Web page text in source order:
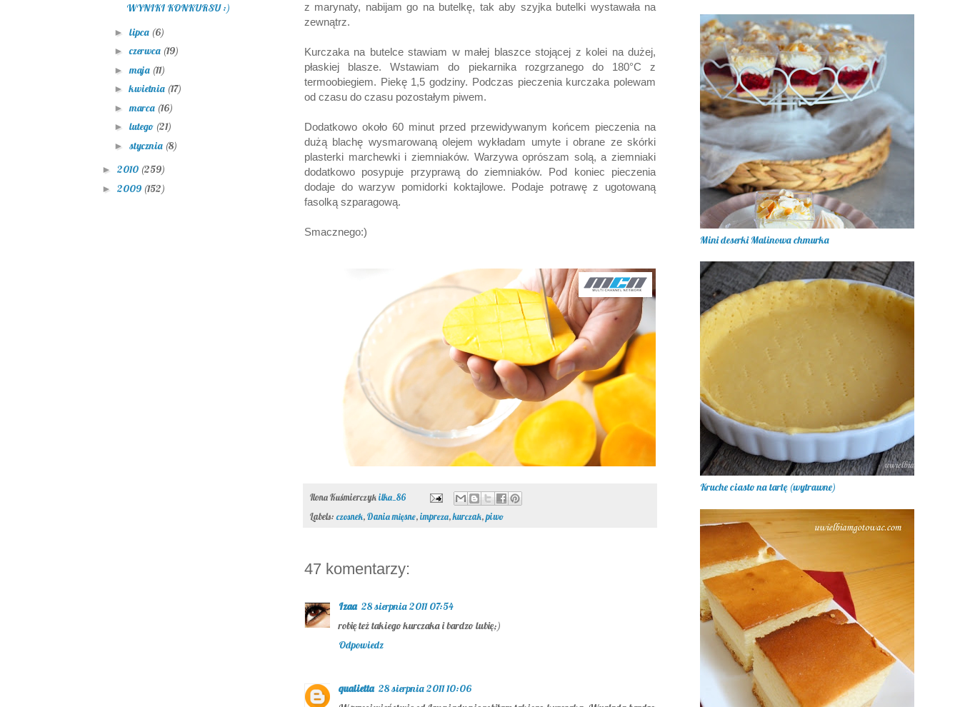
z marynaty, nabijam go na butelkę, tak aby szyjka butelki wystawała na
zewnątrz.
Kurczaka na butelce stawiam w małej blaszce stojącej z kolei na dużej,
płaskiej blasze. Wstawiam do piekarnika rozgrzanego do 180°C z
termoobiegiem. Piekę 1,5 godziny. Podczas pieczenia kurczaka polewam
od czasu do czasu pozostałym piwem.
Dodatkowo około 60 minut przed przewidywanym końcem pieczenia na
dużą blachę wysmarowaną olejem wykładam umyte i obrane ze skórki
plasterki marchewki i ziemniaków. Warzywa oprószam solą, a ziemniaki
dodatkowo posypuje przyprawą do ziemniaków. Pod koniec pieczenia
dodaje do warzyw pomidorki koktajlowe. Podaje potrawę z ugotowaną
fasolką szparagową.
Smacznego:)
Ilona Kuśmierczykilka_86
Labels:czosnek,Dania mięsne,impreza,kurczak,piwo
47 komentarzy:
Izaa 28 sierpnia 2011 07:54
robię też takiego kurczaka i bardzo lubię;)
Odpowiedz
qualietta 28 sierpnia 2011 10:06
WYNIKI KONKURSU :)
► lipca (6)
►czerwca (19)
► maja (11)
►kwietnia (17)
► marca (16)
► lutego (21)
► stycznia (8)
► 2010 (259)
► 2009 (152)
Mini deserki Malinowa chmurka
Kruche ciasto na tartę (wytrawne)